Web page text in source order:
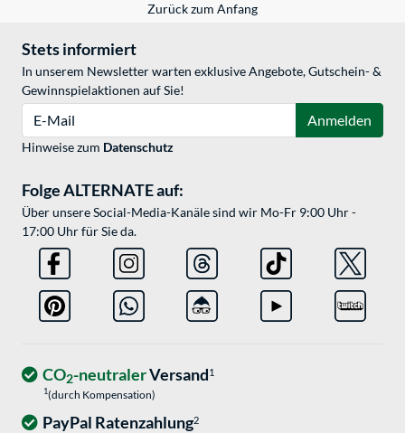
Zurück zum Anfang
Stets informiert
In unserem Newsletter warten exklusive Angebote, Gutschein- &
Gewinnspielaktionen auf Sie!
Anmelden
Hinweise zum Datenschutz
Folge ALTERNATE auf:
Über unsere Social-Media-Kanäle sind wir Mo-Fr 9:00 Uhr -
17:00 Uhr für Sie da.
CO2-neutralerVersand1
1(durch Kompensation)
PayPal Ratenzahlung2